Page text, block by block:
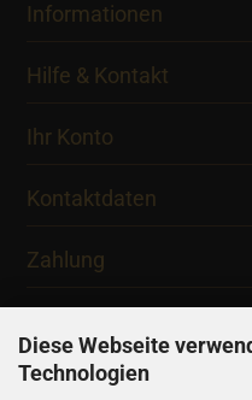
Diese Webseite
Technologien
Informationen
Hilfe & Kontakt
Ihr Konto
Kontaktdaten
Zahlung